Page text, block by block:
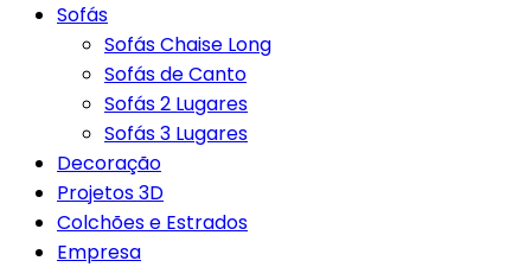
Sofás
Sofás Chaise Long
Sofás de Canto
Sofás 2 Lugares
Sofás 3 Lugares
Decoração
Projetos 3D
Colchões e Estrados
Empresa